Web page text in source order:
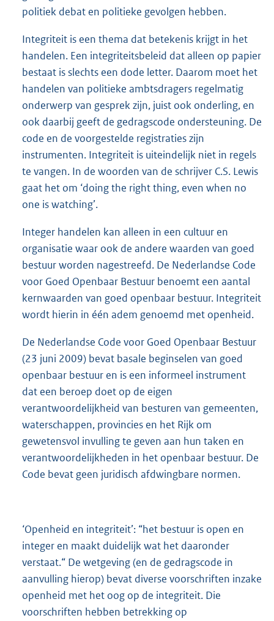
politiek debat en politieke gevolgen hebben.
Integriteit is een thema dat betekenis krijgt in het
handelen. Een integriteitsbeleid dat alleen op papier
bestaat is slechts een dode letter. Daarom moet het
handelen van politieke ambtsdragers regelmatig
onderwerp van gesprek zijn, juist ook onderling, en
ook daarbij geeft de gedragscode ondersteuning. De
code en de voorgestelde registraties zijn
instrumenten. Integriteit is uiteindelijk niet in regels
te vangen. In de woorden van de schrijver C.S. Lewis
gaat het om ‘doing the right thing, even when no
one is watching’.
Integer handelen kan alleen in een cultuur en
organisatie waar ook de andere waarden van goed
bestuur worden nagestreefd. De Nederlandse Code
voor Goed Openbaar Bestuur benoemt een aantal
kernwaarden van goed openbaar bestuur. Integriteit
wordt hierin in één adem genoemd met openheid.
De Nederlandse Code voor Goed Openbaar Bestuur
(23 juni 2009) bevat basale beginselen van goed
openbaar bestuur en is een informeel instrument
dat een beroep doet op de eigen
verantwoordelijkheid van besturen van gemeenten,
waterschappen, provincies en het Rijk om
gewetensvol invulling te geven aan hun taken en
verantwoordelijkheden in het openbaar bestuur. De
Code bevat geen juridisch afdwingbare normen.
‘Openheid en integriteit’: “het bestuur is open en
integer en maakt duidelijk wat het daaronder
verstaat.“ De wetgeving (en de gedragscode in
aanvulling hierop) bevat diverse voorschriften inzake
openheid met het oog op de integriteit. Die
voorschriften hebben betrekking op